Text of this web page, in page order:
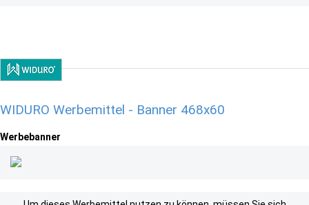
WIDURO Werbemittel - Banner 468x60
Werbebanner